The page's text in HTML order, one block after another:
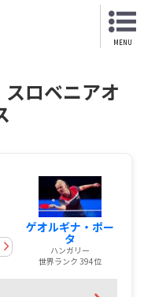
MENU
ロベニアオ
ゲオルギナ・ポー
タ
ハンガリー
世界ランク 394位